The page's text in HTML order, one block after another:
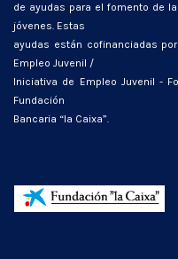
de ayudas para el fomento de
jóvenes. Estas
ayudas están cofinanciadas
Empleo Juvenil /
Iniciativa de Empleo Juvenil -
Fundación
Bancaria “la Caixa”.